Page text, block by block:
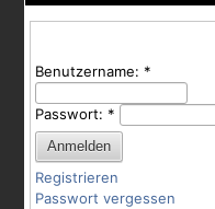
Benutzername: *
Passwort: *
Registrieren
Passwort vergessen